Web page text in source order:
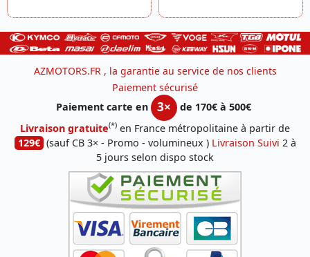
AZMOTORS.FR , la garantie au service de nos clients
Paiement sécurisé
Paiement carte en
3×
de 170€ à 500€
Livraison gratuite(*) en France métropolitaine à partir de
129€ (sauf CB 3× - Promo - volumineux ) Livraison Suivi 2 à
5 jours selon dispo stock